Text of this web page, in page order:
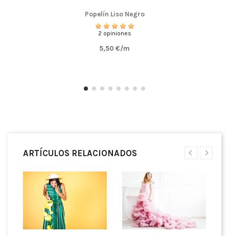
Popelín Liso Negro
2 opiniones
5,50 €/m
ARTÍCULOS RELACIONADOS